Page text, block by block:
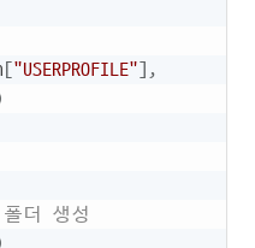
["USERPROFILE"] ,
더 생성